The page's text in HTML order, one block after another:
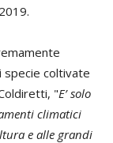
specie coltivate
"E’ solo
climatici
e alle grandi